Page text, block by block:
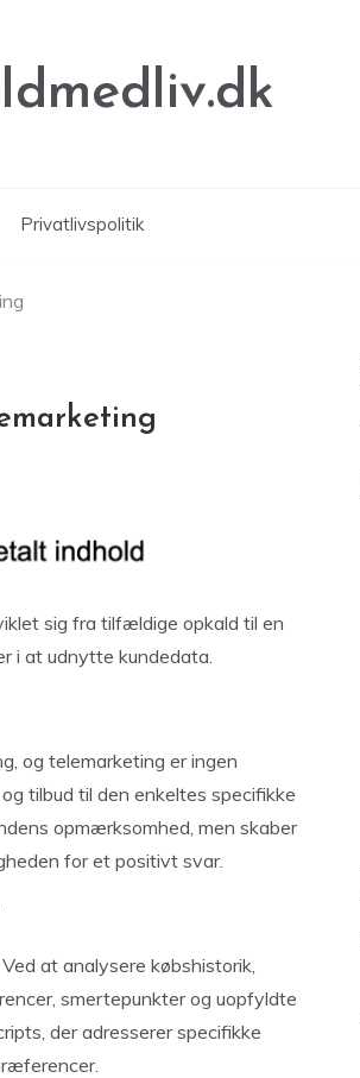
Privatlivspolitik
sig fra tilfældige opkald til en
i at udnytte kundedata.
og telemarketing er ingen
tilbud til den enkeltes specifikke
opmærksomhed, men skaber
for et positivt svar.
at analysere købshistorik,
smertepunkter og uopfyldte
der adresserer specifikke